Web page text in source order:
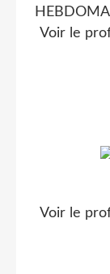
Voir le
Voir le